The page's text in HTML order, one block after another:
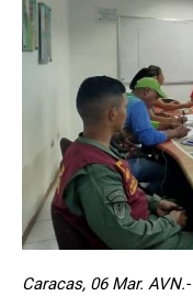
Caracas, 06 Mar. AVN.-